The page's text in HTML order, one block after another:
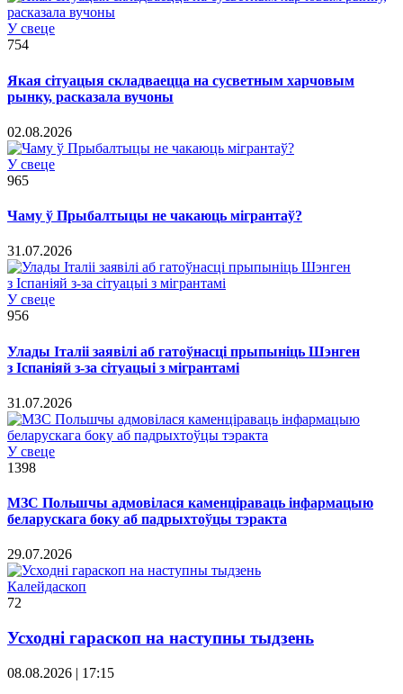
У свеце
754
Якая сітуацыя складваецца на сусветным харчовым
рынку, расказала вучоны
02.08.2026
У свеце
965
Чаму ў Прыбалтыцы не чакаюць мігрантаў?
31.07.2026
У свеце
956
Улады Італіі заявілі аб гатоўнасці прыпыніць Шэнген
з Іспаніяй з-за сітуацыі з мігрантамі
31.07.2026
У свеце
1398
МЗС Польшчы адмовілася каменціраваць інфармацыю
беларускага боку аб падрыхтоўцы тэракта
29.07.2026
Калейдаскоп
72
Усходні гараскоп на наступны тыдзень
08.08.2026 | 17:15